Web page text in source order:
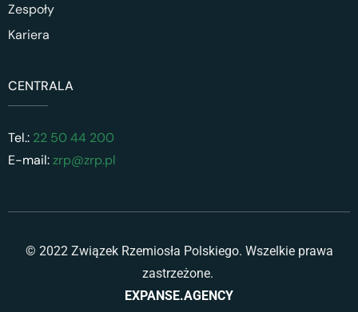
Zespoły
Kariera
CENTRALA
Tel.: 22 50 44 200
E-mail:zrp@zrp.pl
© 2022 Związek Rzemiosła Polskiego. Wszelkie prawa
zastrzeżone.
EXPANSE.AGENCY